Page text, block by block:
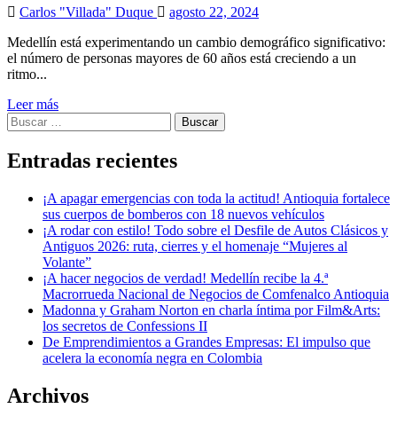
Carlos "Villada" Duque
agosto 22, 2024
Medellín está experimentando un cambio demográfico significativo:
el número de personas mayores de 60 años está creciendo a un
ritmo...
Leer más
Buscar:
Entradas recientes
¡A apagar emergencias con toda la actitud! Antioquia fortalece
sus cuerpos de bomberos con 18 nuevos vehículos
¡A rodar con estilo! Todo sobre el Desfile de Autos Clásicos y
Antiguos 2026: ruta, cierres y el homenaje “Mujeres al
Volante”
¡A hacer negocios de verdad! Medellín recibe la 4.ª
Macrorrueda Nacional de Negocios de Comfenalco Antioquia
Madonna y Graham Norton en charla íntima por Film&Arts:
los secretos de Confessions II
De Emprendimientos a Grandes Empresas: El impulso que
acelera la economía negra en Colombia
Archivos